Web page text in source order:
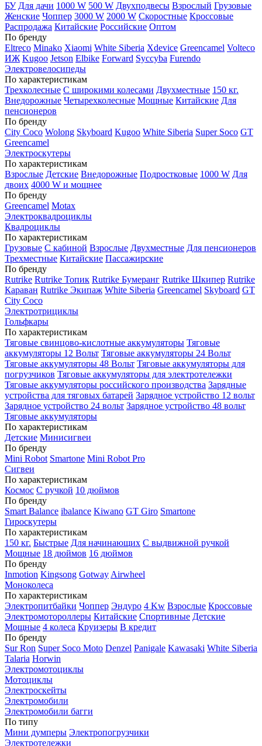
БУ Для дачи 1000 W 500 W Двухподвесы Взрослый Грузовые
Женские Чоппер 3000 W 2000 W Скоростные Кроссовые
Распродажа Китайские Российские Оптом
По бренду
Eltreco Minako Xiaomi White Siberia Xdevice Greencamel Volteco
ИЖ Kugoo Jetson Elbike Forward Syccyba Furendo
Электровелосипеды
По характеристикам
Трехколесные С широкими колесами Двухместные 150 кг.
Внедорожные Четырехколесные Мощные Китайские Для
пенсионеров
По бренду
City Coco Wolong Skyboard Kugoo White Siberia Super Soco GT
Greencamel
Электроскутеры
По характеристикам
Взрослые Детские Внедорожные Подростковые 1000 W Для
двоих 4000 W и мощнее
По бренду
Greencamel Motax
Электроквадроциклы
Квадроциклы
По характеристикам
Грузовые С кабиной Взрослые Двухместные Для пенсионеров
Трехместные Китайские Пассажирские
По бренду
Rutrike Rutrike Топик Rutrike Бумеранг Rutrike Шкипер Rutrike
Караван Rutrike Экипаж White Siberia Greencamel Skyboard GT
City Coco
Электротрициклы
Гольфкары
По характеристикам
Тяговые свинцово-кислотные аккумуляторы Тяговые
аккумуляторы 12 Вольт Тяговые аккумуляторы 24 Вольт
Тяговые аккумуляторы 48 Вольт Тяговые аккумуляторы для
погрузчиков Тяговые аккумуляторы для электротележки
Тяговые аккумуляторы российского производства Зарядные
устройства для тяговых батарей Зарядное устройство 12 вольт
Зарядное устройство 24 вольт Зарядное устройство 48 вольт
Тяговые аккумуляторы
По характеристикам
Детские Минисигвеи
По бренду
Mini Robot Smartone Mini Robot Pro
Сигвеи
По характеристикам
Космос С ручкой 10 дюймов
По бренду
Smart Balance ibalance Kiwano GT Giro Smartone
Гироскутеры
По характеристикам
150 кг. Быстрые Для начинающих С выдвижной ручкой
Мощные 18 дюймов 16 дюймов
По бренду
Inmotion Kingsong Gotway Airwheel
Моноколеса
По характеристикам
Электропитбайки Чоппер Эндуро 4 Kw Взрослые Кроссовые
Электромотороллеры Китайские Спортивные Детские
Мощные 4 колеса Круизеры В кредит
По бренду
Sur Ron Super Soco Moto Denzel Panigale Kawasaki White Siberia
Talaria Horwin
Электромотоциклы
Мотоциклы
Электроскейты
Электромобили
Электромобили багги
По типу
Мини думперы Электропогрузчики
Электротележки